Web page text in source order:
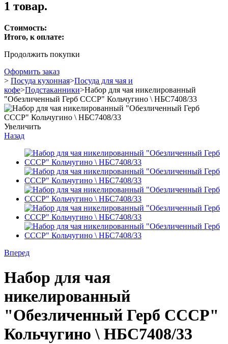
1 товар.
Стоимость:
Итого, к оплате:
Продолжить покупки
Оформить заказ
> Посуда кухонная>Посуда для чая и
кофе>Подстаканники>Набор для чая никелированный
"Обезличенный Герб СССР" Кольчугино \ НБС7408/33
Увеличить
Назад
Вперед
Набор для чая
никелированный
"Обезличенный Герб СССР"
Кольчугино \ НБС7408/33